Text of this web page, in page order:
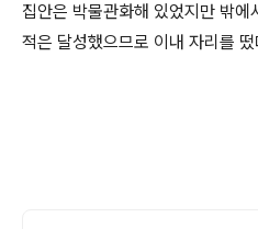
집안은 박물관화해 있었지만 밖
적은 달성했으므로 이내 자리를 떴